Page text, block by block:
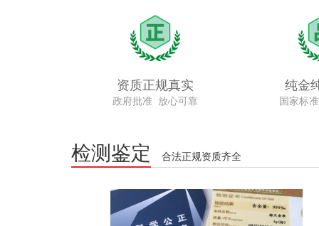
资质正规真实
政府批准 放心可靠
纯金
国家标
检测鉴定 合法正规资质齐全